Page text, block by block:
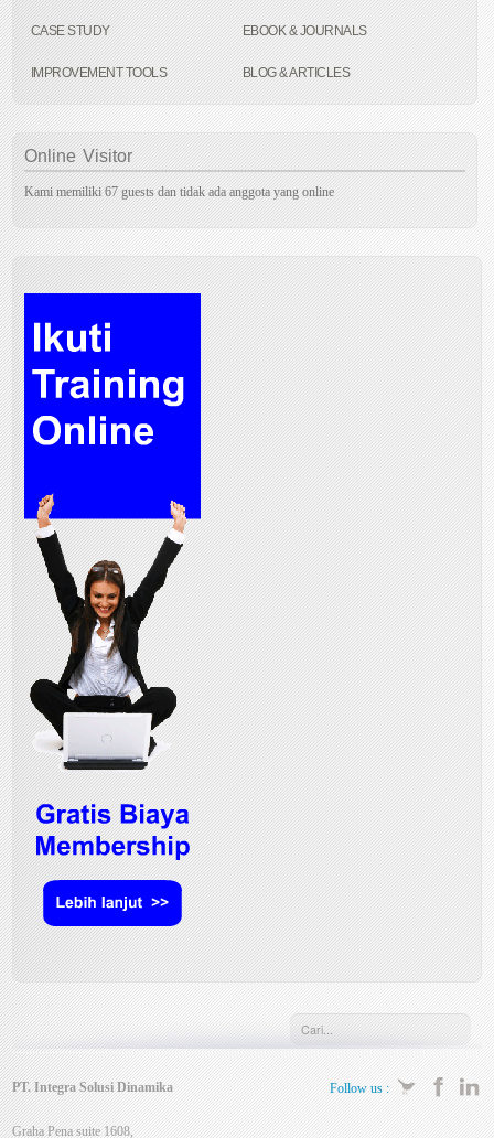
CASE STUDY EBOOK & JOURNALS
IMPROVEMENT TOOLS BLOG & ARTICLES
OnlineVisitor
Kami memiliki 67 guests dan tidak ada anggota yang online
Follow us :
PT. Integra Solusi Dinamika
Graha Pena suite 1608,